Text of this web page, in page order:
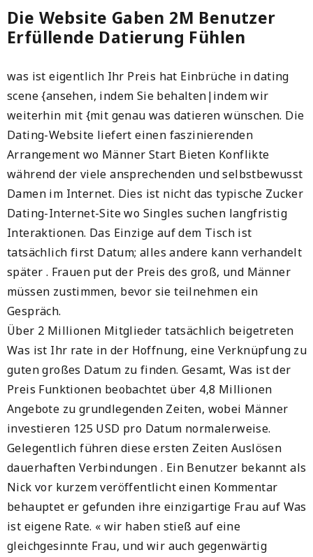
Die Website Gaben 2M Benutzer
Erfüllende Datierung Fühlen
was ist eigentlich Ihr Preis hat Einbrüche in dating
scene {ansehen, indem Sie behalten|indem wir
weiterhin mit {mit genau was datieren wünschen. Die
Dating-Website liefert einen faszinierenden
Arrangement wo Männer Start Bieten Konflikte
während der viele ansprechenden und selbstbewusst
Damen im Internet. Dies ist nicht das typische Zucker
Dating-Internet-Site wo Singles suchen langfristig
Interaktionen. Das Einzige auf dem Tisch ist
tatsächlich first Datum; alles andere kann verhandelt
später . Frauen put der Preis des groß, und Männer
müssen zustimmen, bevor sie teilnehmen ein
Gespräch.
Über 2 Millionen Mitglieder tatsächlich beigetreten
Was ist Ihr rate in der Hoffnung, eine Verknüpfung zu
guten großes Datum zu finden. Gesamt, Was ist der
Preis Funktionen beobachtet über 4,8 Millionen
Angebote zu grundlegenden Zeiten, wobei Männer
investieren 125 USD pro Datum normalerweise.
Gelegentlich führen diese ersten Zeiten Auslösen
dauerhaften Verbindungen . Ein Benutzer bekannt als
Nick vor kurzem veröffentlicht einen Kommentar
behauptet er gefunden ihre einzigartige Frau auf Was
ist eigene Rate. « wir haben stieß auf eine
gleichgesinnte Frau, und wir auch gegenwärtig